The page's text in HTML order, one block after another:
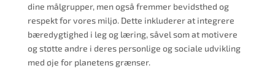
dine målgrupper, men også fremmer bevidsthed og
respekt for vores miljø. Dette inkluderer at integrere
bæredygtighed i leg og læring, såvel som at motivere
og støtte andre i deres personlige og sociale udvikling
med øje for planetens grænser.